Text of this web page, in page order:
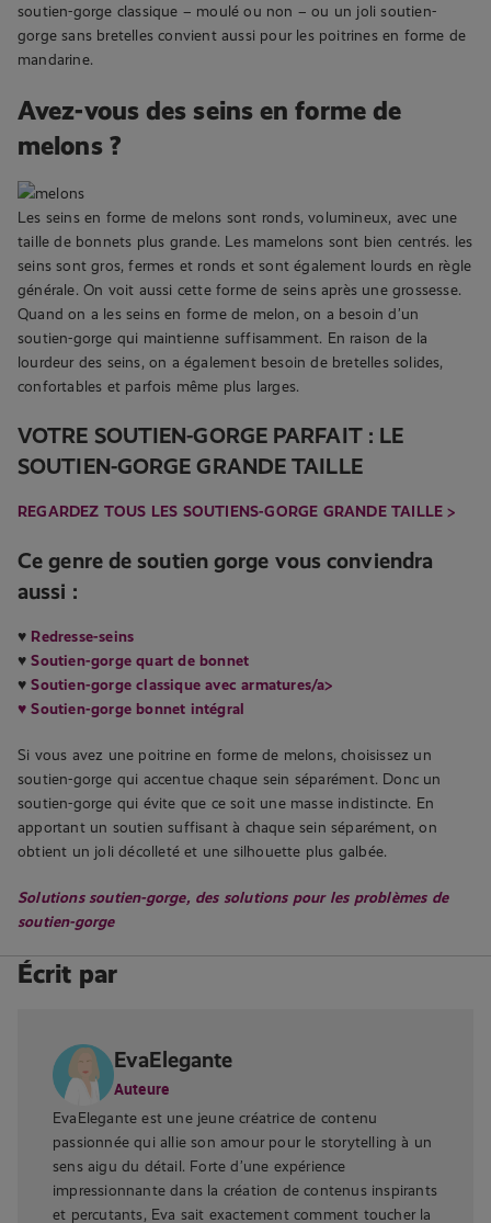
soutien-gorge classique – moulé ou non – ou un joli soutien-
gorge sans bretelles convient aussi pour les poitrines en forme de
mandarine.
Avez-vous des seins en forme de
melons ?
Les seins en forme de melons sont ronds, volumineux, avec une
taille de bonnets plus grande. Les mamelons sont bien centrés. les
seins sont gros, fermes et ronds et sont également lourds en règle
générale. On voit aussi cette forme de seins après une grossesse.
Quand on a les seins en forme de melon, on a besoin d’un
soutien-gorge qui maintienne suffisamment. En raison de la
lourdeur des seins, on a également besoin de bretelles solides,
confortables et parfois même plus larges.
VOTRE SOUTIEN-GORGE PARFAIT : LE
SOUTIEN-GORGE GRANDE TAILLE
REGARDEZ TOUS LES SOUTIENS-GORGE GRANDE TAILLE >
Ce genre de soutien gorge vous conviendra
aussi :
♥ Redresse-seins
♥Soutien-gorge quart de bonnet
♥Soutien-gorge classique avec armatures/a>
♥Soutien-gorge bonnet intégral
Si vous avez une poitrine en forme de melons, choisissez un
soutien-gorge qui accentue chaque sein séparément. Donc un
soutien-gorge qui évite que ce soit une masse indistincte. En
apportant un soutien suffisant à chaque sein séparément, on
obtient un joli décolleté et une silhouette plus galbée.
Solutions soutien-gorge, des solutions pour les problèmes de
soutien-gorge
Écrit par
EvaElegante
Auteure
EvaElegante est une jeune créatrice de contenu
passionnée qui allie son amour pour le storytelling à un
sens aigu du détail. Forte d’une expérience
impressionnante dans la création de contenus inspirants
et percutants, Eva sait exactement comment toucher la